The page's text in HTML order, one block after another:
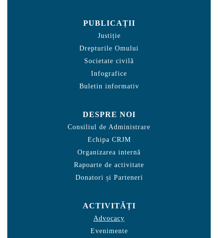
PUBLICAȚII
Justiție
Drepturile Omului
Societate civilă
Infografice
Buletin informativ
DESPRE NOI
Consiliul de Administrare
Echipa CRJM
Organizarea internă
Rapoarte de activitate
Donatori și Parteneri
ACTIVITĂȚI
Advocacy
Evenimente